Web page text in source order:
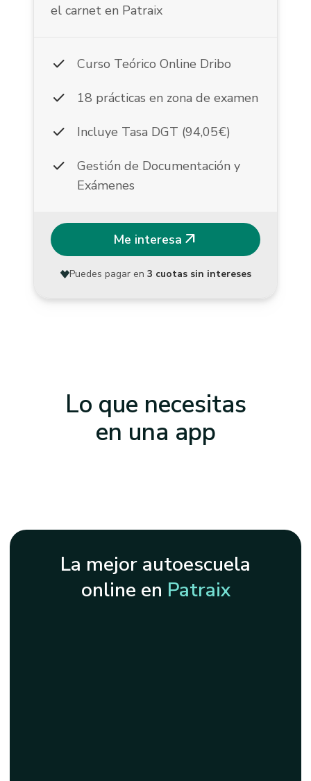
el carnet en Patraix
check Curso Teórico Online Dribo
check 18 prácticas en zona de examen
check Incluye Tasa DGT (94,05€)
check
Gestión de Documentación y
Exámenes
Me interesa arrow_outward
Puedes pagar en 3 cuotas sin intereses
Lo que necesitas
en una app
La mejor autoescuela
online en Patraix